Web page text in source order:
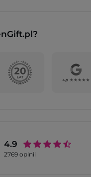
4.9
2769opinii